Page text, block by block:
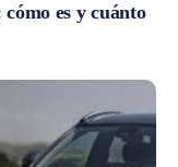
es y cuánto